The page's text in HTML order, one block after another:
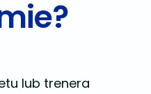
lub trenera